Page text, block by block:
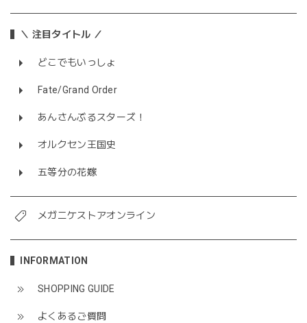
＼ 注目タイトル ／
どこでもいっしょ
Fate/Grand Order
あんさんぶるスターズ！
オルクセン王国史
五等分の花嫁
メガニケストアオンライン
INFORMATION
SHOPPING GUIDE
よくあるご質問